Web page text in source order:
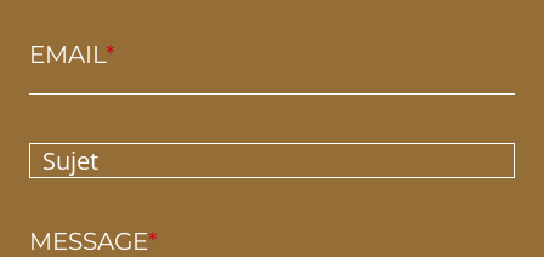
EMAIL*
MESSAGE*